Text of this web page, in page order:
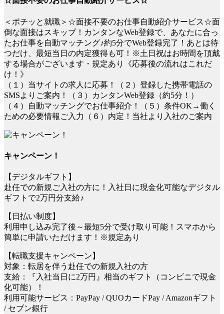
＜ポチッと就職＞☆面接不要のお仕事自動紹介サービス☆面
倒な面接はスキップ！カンタンなWeb登録で、あなたに合っ
たお仕事を自動マッチング♪約5分でWeb登録完了！あとは待
つだけ、最短当日の内定獲得も可！※土日祝はお時間を頂戴
する場合がございます・規定あり《応募後の流れはこれだ
け！》
（１）当サイトの求人に応募！（２）登録した携帯電話の
SMSよりご案内！（３）カンタンWeb登録（約5分！）
（４）自動マッチングでお仕事紹介！（５）条件OK→働く
ための必要情報ご入力（６）内定！当社より入社のご案内
キャンペーン！
【デジタルギフト】
赴任での新規ご入社の方に！入社日に現金化可能なデジタル
ギフトで2万円分支給♪
【日払い制度】
利用申し込み完了後～最短5分で受け取り可能！スマホから
簡単に申請いただけます！※規定あり
【転職支援キャンペーン】
対象：転居を伴う赴任での新規入社の方
支給：『入社当日に2万円』相当のギフト（コンビニで現金
化可能）！
利用可能サービス：PayPay / QUOカードPay / Amazonギフト
/ セブン銀行